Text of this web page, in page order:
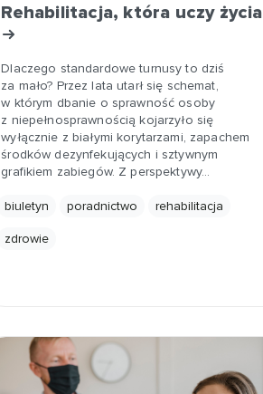
Rehabilitacja, która uczy życia
Dlaczego standardowe turnusy to dziś
za mało? Przez lata utarł się schemat,
w którym dbanie o sprawność osoby
z niepełnosprawnością kojarzyło się
wyłącznie z białymi korytarzami, zapachem
środków dezynfekujących i sztywnym
grafikiem zabiegów. Z perspektywy…
biuletyn poradnictwo rehabilitacja
zdrowie